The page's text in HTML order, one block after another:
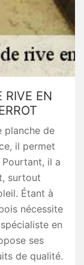
RIVE EN
planche de
il permet
Pourtant, il a
surtout
Étant à
nécessite
en
ses
de qualité.